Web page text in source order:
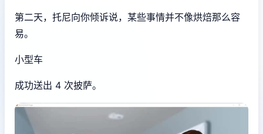
第二天，托尼向你倾诉说，某些事情并不像烘焙那么容
易。
小型车
成功送出 4 次披萨。